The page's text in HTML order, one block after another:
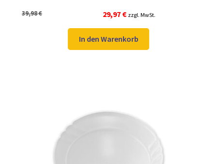
39,98€
Ursprünglicher
Preis
war:
39,98 €
29,97 €Aktueller
Preis
ist:
29,97 €.
zzgl. MwSt.
In den Warenkorb